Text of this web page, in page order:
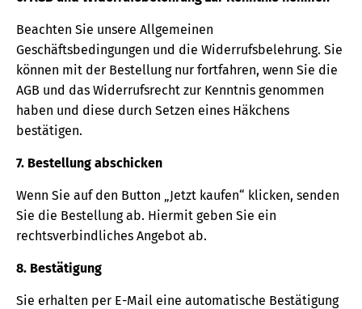
Beachten Sie unsere Allgemeinen
Geschäftsbedingungen und die Widerrufsbelehrung. Sie
können mit der Bestellung nur fortfahren, wenn Sie die
AGB und das Widerrufsrecht zur Kenntnis genommen
haben und diese durch Setzen eines Häkchens
bestätigen.
7. Bestellung abschicken
Wenn Sie auf den Button „Jetzt kaufen“ klicken, senden
Sie die Bestellung ab. Hiermit geben Sie ein
rechtsverbindliches Angebot ab.
8. Bestätigung
Sie erhalten per E-Mail eine automatische Bestätigung